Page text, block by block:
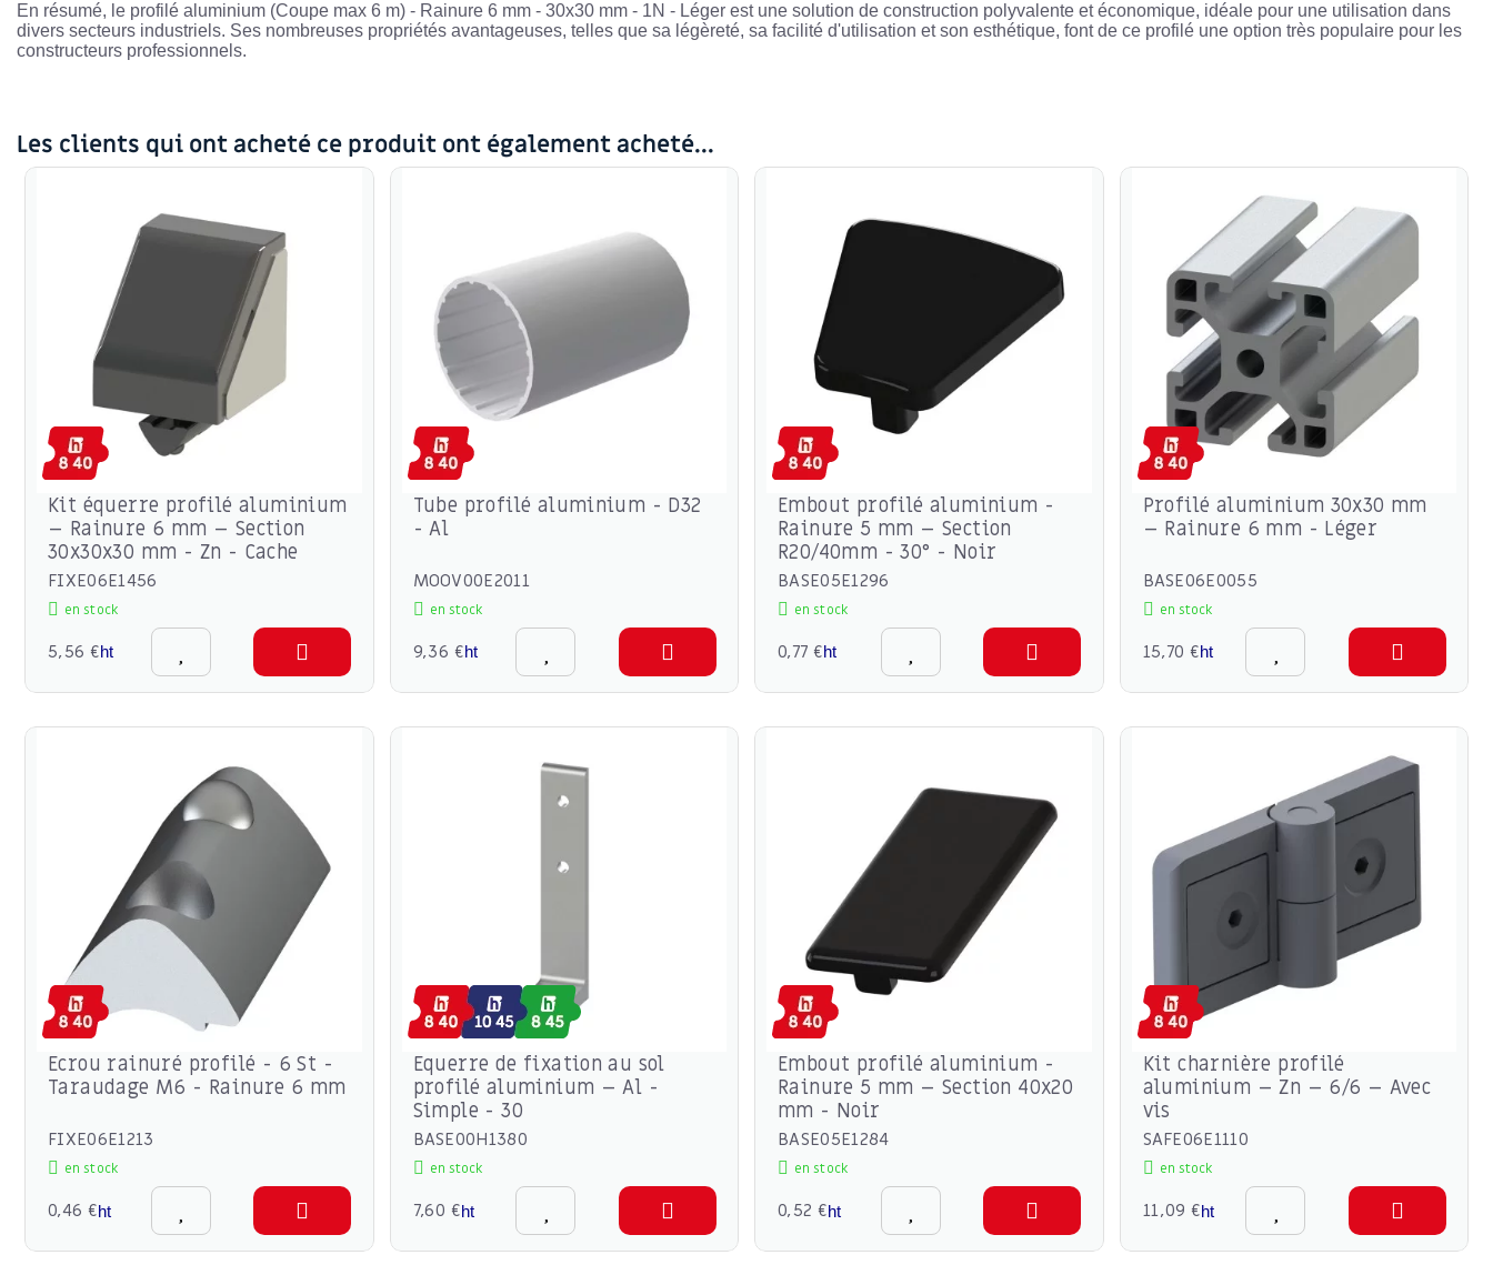
En résumé, le profilé aluminium (Coupe max 6 m) - Rainure 6 mm - 30x30 mm - 1N - Léger est une solution de construction polyvalente et économique, idéale pour une utilisation dans
divers secteurs industriels. Ses nombreuses propriétés avantageuses, telles que sa légèreté, sa facilité d'utilisation et son esthétique, font de ce profilé une option très populaire pour les
constructeurs professionnels.
Les clients qui ont acheté ce produit ont également acheté...
Kit équerre profilé aluminium
– Rainure 6 mm – Section
30x30x30 mm - Zn - Cache
FIXE06E1456
en stock
5,56 €ht
Tube profilé aluminium - D32
- Al
MOOV00E2011
en stock
9,36 €ht
Embout profilé aluminium -
Rainure 5 mm – Section
R20/40mm - 30° - Noir
BASE05E1296
en stock
0,77 €ht
Profilé aluminium 30x30 mm
– Rainure 6 mm - Léger
BASE06E0055
en stock
15,70 €ht
Ecrou rainuré profilé - 6 St -
Taraudage M6 - Rainure 6 mm
FIXE06E1213
en stock
0,46 €ht
Equerre de fixation au sol
profilé aluminium – Al -
Simple - 30
BASE00H1380
en stock
7,60 €ht
Embout profilé aluminium -
Rainure 5 mm – Section 40x20
mm - Noir
BASE05E1284
en stock
0,52 €ht
Kit charnière profilé
aluminium – Zn – 6/6 – Avec
vis
SAFE06E1110
en stock
11,09 €ht